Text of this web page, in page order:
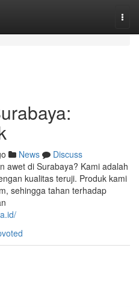
News
Discuss
awet di Surabaya? Kami adalah
kualitas teruji. Produk kami
sehingga tahan terhadap